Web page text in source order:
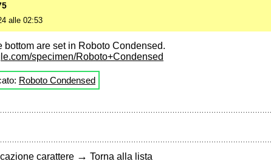
alle 02:53
bottom are set in Roboto Condensed.
specimen/Roboto+Condensed
Roboto Condensed
carattere → Torna alla lista